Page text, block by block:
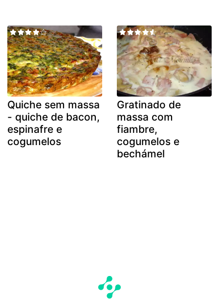
Quiche sem massa
- quiche de bacon,
espinafre e
cogumelos
Gratinado de
massa com
fiambre,
cogumelos e
bechámel